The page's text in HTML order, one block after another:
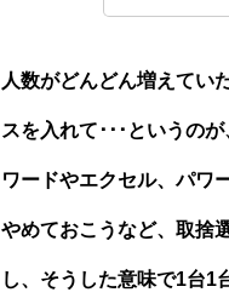
人数がどんどん増えてい
スを入れて･･･というの
ワードやエクセル、パワ
やめておこうなど、取捨
し、そうした意味で1台1